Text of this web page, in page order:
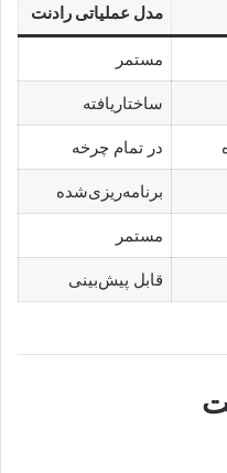
مدل عملیاتی رادنت
مستمر
ساختاریافته
در تمام چرخه
برنامه‌ریزی‌شده
مستمر
قابل پیش‌بینی